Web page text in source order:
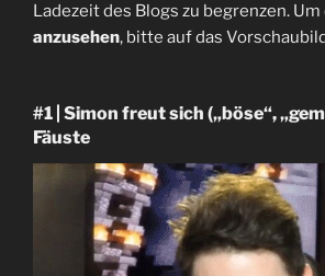
Ladezeit des Blogs zu begrenzen.
anzusehen, bitte auf das Vorschaubild
#1 | Simon freut sich („böse“,
Fäuste